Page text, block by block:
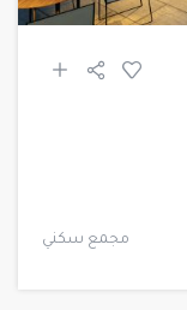
مجمع سكني